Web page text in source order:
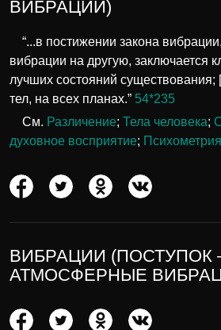
ВИБРАЦИЙ)
“...в постижении закона
вибрации на другую, заключается
лучших состояний существования;
тел, на всех планах.” 54*235
См. Различение; Тела человека;
духовное восприятие;
ВИБРАЦИИ (ПОСТУПОК
АТМОСФЕРНЫЕ